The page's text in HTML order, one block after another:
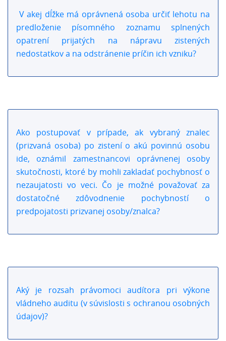
V akej dĺžke má oprávnená osoba určiť lehotu na
predloženie písomného zoznamu splnených
opatrení prijatých na nápravu zistených
nedostatkov a na odstránenie príčin ich vzniku?
Ako postupovať v prípade, ak vybraný znalec
(prizvaná osoba) po zistení o akú povinnú osobu
ide, oznámil zamestnancovi oprávnenej osoby
skutočnosti, ktoré by mohli zakladať pochybnosť o
nezaujatosti vo veci. Čo je možné považovať za
dostatočné zdôvodnenie pochybností o
predpojatosti prizvanej osoby/znalca?
Aký je rozsah právomoci audítora pri výkone
vládneho auditu (v súvislosti s ochranou osobných
údajov)?